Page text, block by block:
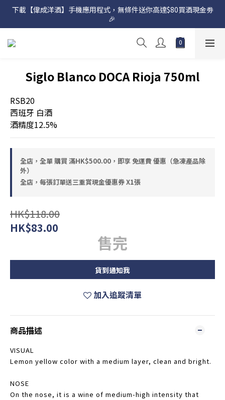
網店購滿 $500 即享免費送貨服務📦
下載【偉成洋酒】手機應用程式，無條件送你高達$80買酒現金劵
🎉
網店購滿 $500 即享免費送貨服務📦
Siglo Blanco DOCA Rioja 750ml
RSB20
西班牙 白酒
酒精度12.5%
全店，全單 購買 滿HK$500.00，即享 免運費 優惠（急凍產品除
外）
全店，每張訂單送三重賞現金優惠券 X1張
HK$118.00
HK$83.00
售完
貨到通知我
加入追蹤清單
商品描述
VISUAL
Lemon yellow color with a medium layer, clean and bright.
NOSE
On the nose, it is a wine of medium-high intensity that